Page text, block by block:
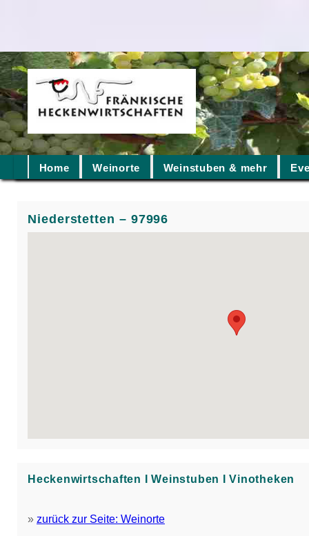
Home Weinorte Weinstuben & mehr
Niederstetten – 97996
Heckenwirtschaften Ι Weinstuben Ι Vinotheken
» zurück zur Seite: Weinorte